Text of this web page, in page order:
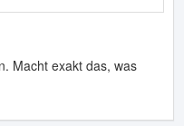
Macht exakt das, was